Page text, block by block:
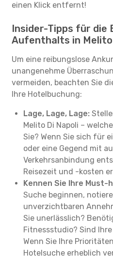
einen Klick entfernt!
Insider-Tipps für die
Aufenthalts in Melito
Um eine reibungslose
unangenehme
vermeiden, beachten Sie
Ihre Hotelbuchung:
Lage, Lage, Lage:
Melito Di Napoli –
Sie? Wenn Sie sich für
oder eine Gegend mit
Verkehrsanbindung
Reisezeit und -kosten
Kennen Sie Ihre Must-
Suche beginnen,
unverzichtbaren
Sie unerlässlich?
Fitnessstudio? Sind
Wenn Sie Ihre
Hotelsuche erheblich